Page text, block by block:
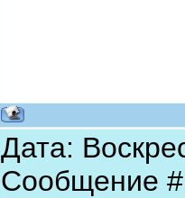
Дата:
Сообщение